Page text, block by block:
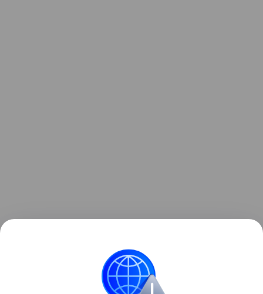
мутации помогли змеям-пришельцам захватить
остров в Тихом океане.